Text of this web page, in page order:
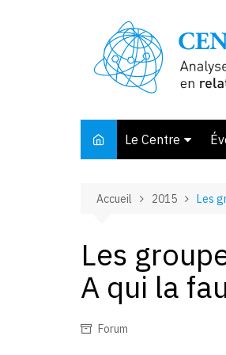
Le Centre
Membres et
Bibliothèque
Offre de stage
Accueil 2015 Les
Les
A qui la
Forum